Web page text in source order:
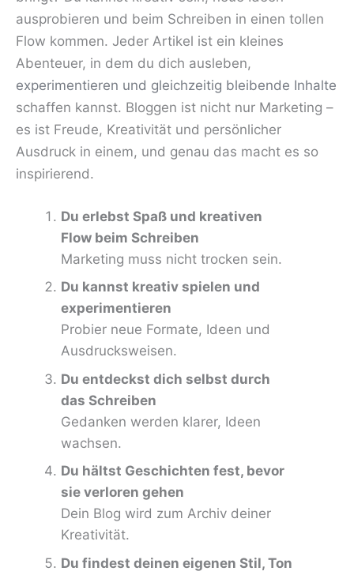
ausprobieren und beim Schreiben in einen tollen
Flow kommen. Jeder Artikel ist ein kleines
Abenteuer, in dem du dich ausleben,
experimentieren und gleichzeitig bleibende Inhalte
schaffen kannst. Bloggen ist nicht nur Marketing –
es ist Freude, Kreativität und persönlicher
Ausdruck in einem, und genau das macht es so
inspirierend.
Du erlebst Spaß und kreativen
Flow beim Schreiben
Marketing muss nicht trocken sein.
Du kannst kreativ spielen und
experimentieren
Probier neue Formate, Ideen und
Ausdrucksweisen.
Du entdeckst dich selbst durch
das Schreiben
Gedanken werden klarer, Ideen
wachsen.
Du hältst Geschichten fest, bevor
sie verloren gehen
Dein Blog wird zum Archiv deiner
Kreativität.
Du findest deinen eigenen Stil, Ton